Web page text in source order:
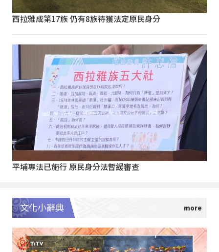
西拉雅成第17族 仍有8族待獲法定原民身分
平埔專法已施行 原民身分法暫緩審查
文化小辭典